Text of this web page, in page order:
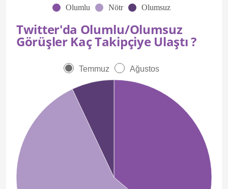
Olumlu Nötr Olumsuz
Twitter'da Olumlu/Olumsuz
Görüşler Kaç Takipçiye Ulaştı ?
Temmuz Ağustos